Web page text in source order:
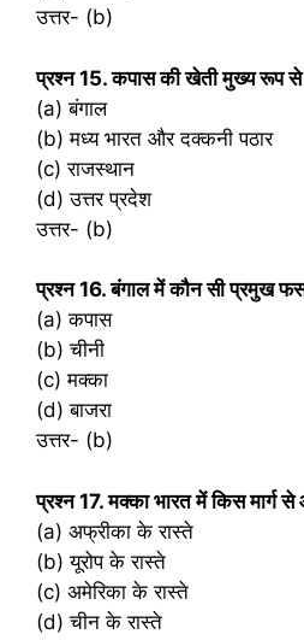
उत्तर- (b)
प्रश्‍न 15. कपास की खेती मुख्य रूप से
(a) बंगाल
(b) मध्य भारत और दक्कनी पठार
(c) राजस्थान
(d) उत्तर प्रदेश
उत्तर- (b)
प्रश्‍न 16. बंगाल में कौन सी प्रमुख
(a) कपास
(b) चीनी
(c) मक्का
(d) बाजरा
उत्तर- (b)
प्रश्‍न 17. मक्का भारत में किस मार्ग से
(a) अफ्रीका के रास्ते
(b) यूरोप के रास्ते
(c) अमेरिका के रास्ते
(d) चीन के रास्ते